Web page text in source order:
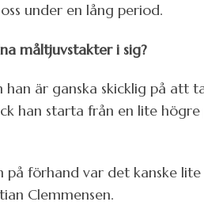
under en lång period.
måltjuvstakter i sig?
han är ganska skicklig på
han starta från en lite
på förhand var det kanske
Clemmensen.